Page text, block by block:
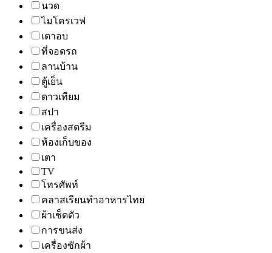
นวด
ไมโครเวฟ
เตาอบ
ที่จอดรถ
ลานบ้าน
ตู้เย็น
ดาวเทียม
สปา
เครื่องสตรีม
ห้องเก็บของ
เตา
TV
โทรศัพท์
คลาสเรียนทำอาหารไทย
ผ้าเช็ดตัว
การขนส่ง
เครื่องซักผ้า